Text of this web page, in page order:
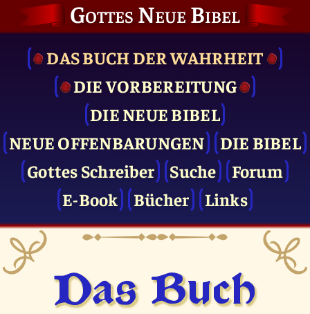
Gottes Neue Bibel
DAS BUCH DER WAHRHEIT
DIE VOR­BEREITUNG
DIE NEUE BIBEL
NEUE OFFENBARUNGEN
DIE BIBEL
Gottes Schreiber
Suche
Forum
E-Book
Bücher Links
Das Buch